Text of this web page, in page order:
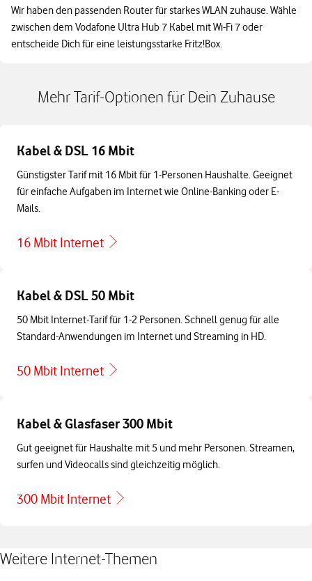
Wir haben den passenden Router für starkes WLAN zuhause. Wähle
zwischen dem Vodafone Ultra Hub 7 Kabel mit Wi-Fi 7 oder
entscheide Dich für eine leistungsstarke Fritz!Box.
Mehr Tarif-Optionen für Dein Zuhause
Kabel & DSL 16 Mbit
Günstigster Tarif mit 16 Mbit für 1-Personen Haushalte. Geeignet
für einfache Aufgaben im Internet wie Online-Banking oder E-
Mails.
16 Mbit Internet
Kabel & DSL 50 Mbit
50 Mbit Internet-Tarif für 1-2 Personen. Schnell genug für alle
Standard-Anwendungen im Internet und Streaming in HD.
50 Mbit Internet
Kabel & Glasfaser 300 Mbit
Gut geeignet für Haushalte mit 5 und mehr Personen. Streamen,
surfen und Videocalls sind gleichzeitig möglich.
300 Mbit Internet
Weitere Internet-Themen